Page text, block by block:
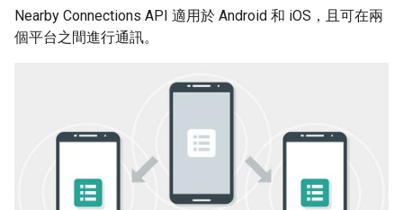
Nearby Connections API 適用於 Android 和 iOS，且可在兩
個平台之間進行通訊。